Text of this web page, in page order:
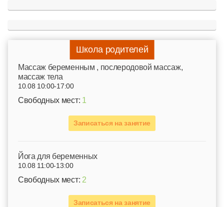
Школа родителей
Mассаж беременным , послеродовой массаж,
массаж тела
10.08 10:00-17:00
Свободных мест: 1
Записаться на занятие
Йога для беременных
10.08 11:00-13:00
Свободных мест: 2
Записаться на занятие